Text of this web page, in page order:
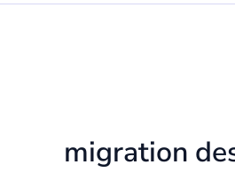
migration